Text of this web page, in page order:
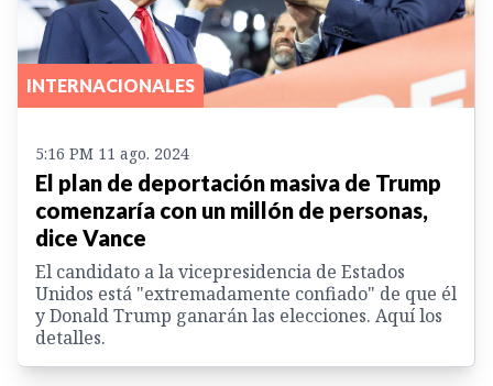
INTERNACIONALES
5:16 PM 11 ago. 2024
El plan de deportación masiva de Trump
comenzaría con un millón de personas,
dice Vance
El candidato a la vicepresidencia de Estados
Unidos está "extremadamente confiado" de que él
y Donald Trump ganarán las elecciones. Aquí los
detalles.